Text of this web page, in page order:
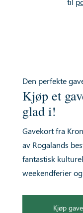
Den perfekte
Kjøp et
glad i!
Gavekort fra
av Rogalands
fantastisk
weekendferier
Kjøp